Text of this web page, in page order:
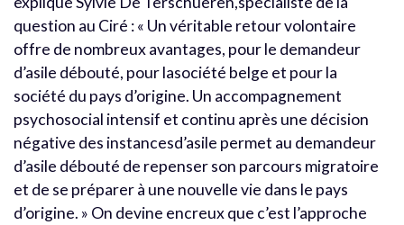
question au Ciré : « Un véritable retour volontaire
offre de nombreux avantages, pour le demandeur
d’asile débouté, pour lasociété belge et pour la
société du pays d’origine. Un accompagnement
psychosocial intensif et continu après une décision
négative des instancesd’asile permet au demandeur
d’asile débouté de repenser son parcours migratoire
et de se préparer à une nouvelle vie dans le pays
d’origine. » On devine encreux que c’est l’approche